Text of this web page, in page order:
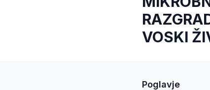
VOSKI
Poglavje